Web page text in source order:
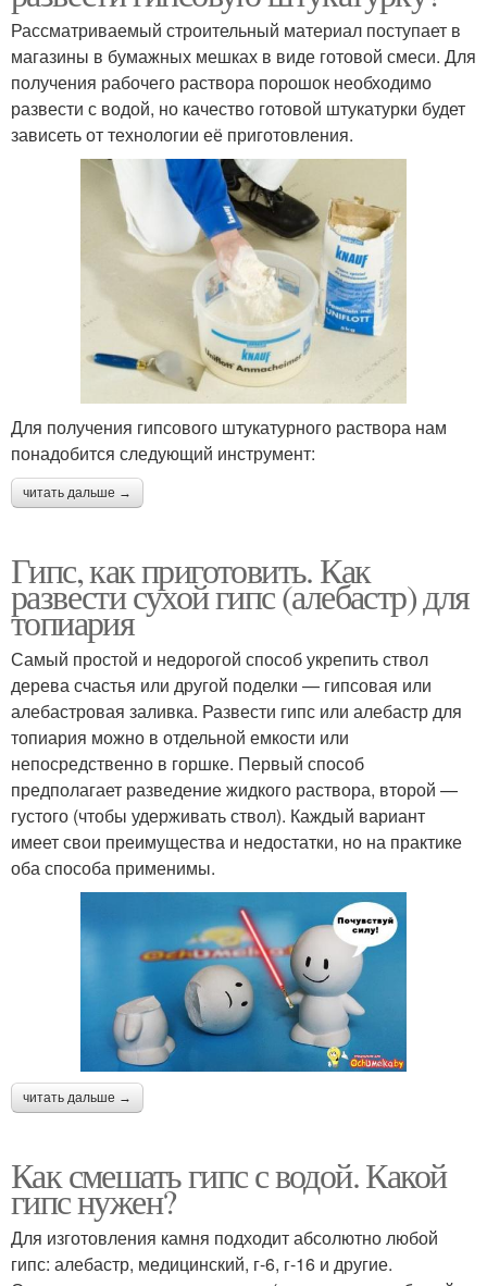
Рассматриваемый строительный материал поступает в
магазины в бумажных мешках в виде готовой смеси. Для
получения рабочего раствора порошок необходимо
развести с водой, но качество готовой штукатурки будет
зависеть от технологии её приготовления.
Для получения гипсового штукатурного раствора нам
понадобится следующий инструмент:
читать дальше →
Гипс, как приготовить. Как
развести сухой гипс (алебастр) для
топиария
Самый простой и недорогой способ укрепить ствол
дерева счастья или другой поделки — гипсовая или
алебастровая заливка. Развести гипс или алебастр для
топиария можно в отдельной емкости или
непосредственно в горшке. Первый способ
предполагает разведение жидкого раствора, второй —
густого (чтобы удерживать ствол). Каждый вариант
имеет свои преимущества и недостатки, но на практике
оба способа применимы.
читать дальше →
Как смешать гипс с водой. Какой
гипс нужен?
Для изготовления камня подходит абсолютно любой
гипс: алебастр, медицинский, г-6, г-16 и другие.